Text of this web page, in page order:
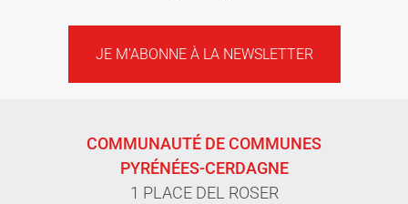
JE M'ABONNE À LA NEWSLETTER
COMMUNAUTÉ DE COMMUNES
PYRÉNÉES-CERDAGNE
1 PLACE DEL ROSER